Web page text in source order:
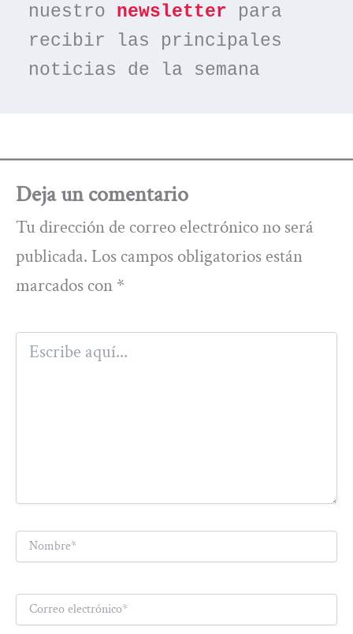
nuestro newsletter para
recibir las principales
noticias de la semana
Deja un comentario
Tu dirección de correo electrónico no será
publicada. Los campos obligatorios están
marcados con *
Escribe
aquí...
Nombre*
Correo
electrónico*